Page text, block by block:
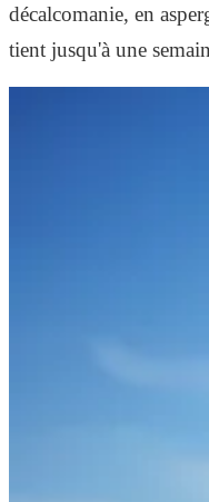
décalcomanie, en
tient jusqu'à une